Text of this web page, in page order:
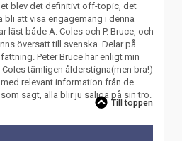
blev det definitivt off-topic, det
bli att visa engagemang i denna
läst både A. Coles och P. Bruce, och
översatt till svenska. Delar på
Peter Bruce har enligt min
tämligen ålderstigna(men bra!)
relevant information från de
sagt, alla blir ju saliga på sin tro.
Till toppen